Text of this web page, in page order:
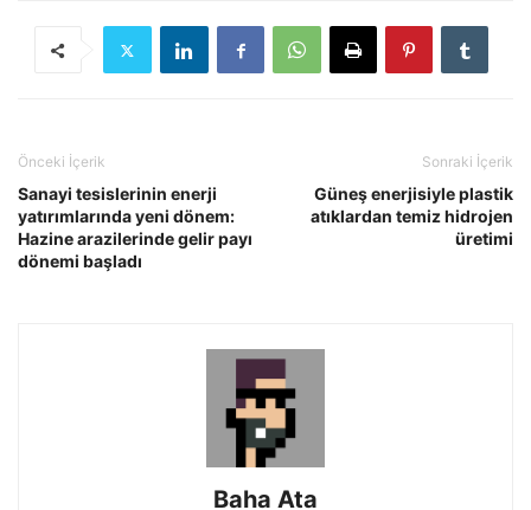
Önceki İçerik
Sanayi tesislerinin enerji
yatırımlarında yeni dönem:
Hazine arazilerinde gelir payı
dönemi başladı
Sonraki İçerik
Güneş enerjisiyle plastik
atıklardan temiz hidrojen
üretimi
Baha Ata